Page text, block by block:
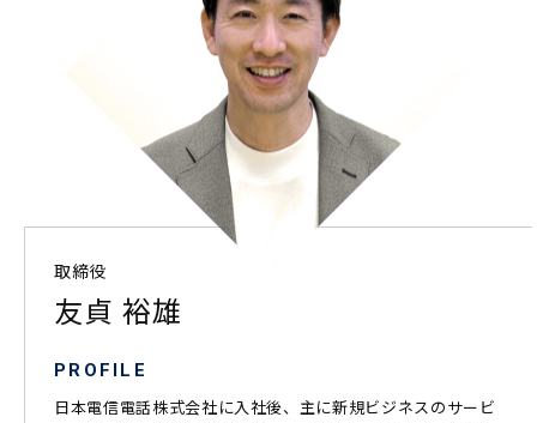
取締役
友貞 裕雄
PROFILE
日本電信電話株式会社に入社後、主に新規ビジネスのサービ